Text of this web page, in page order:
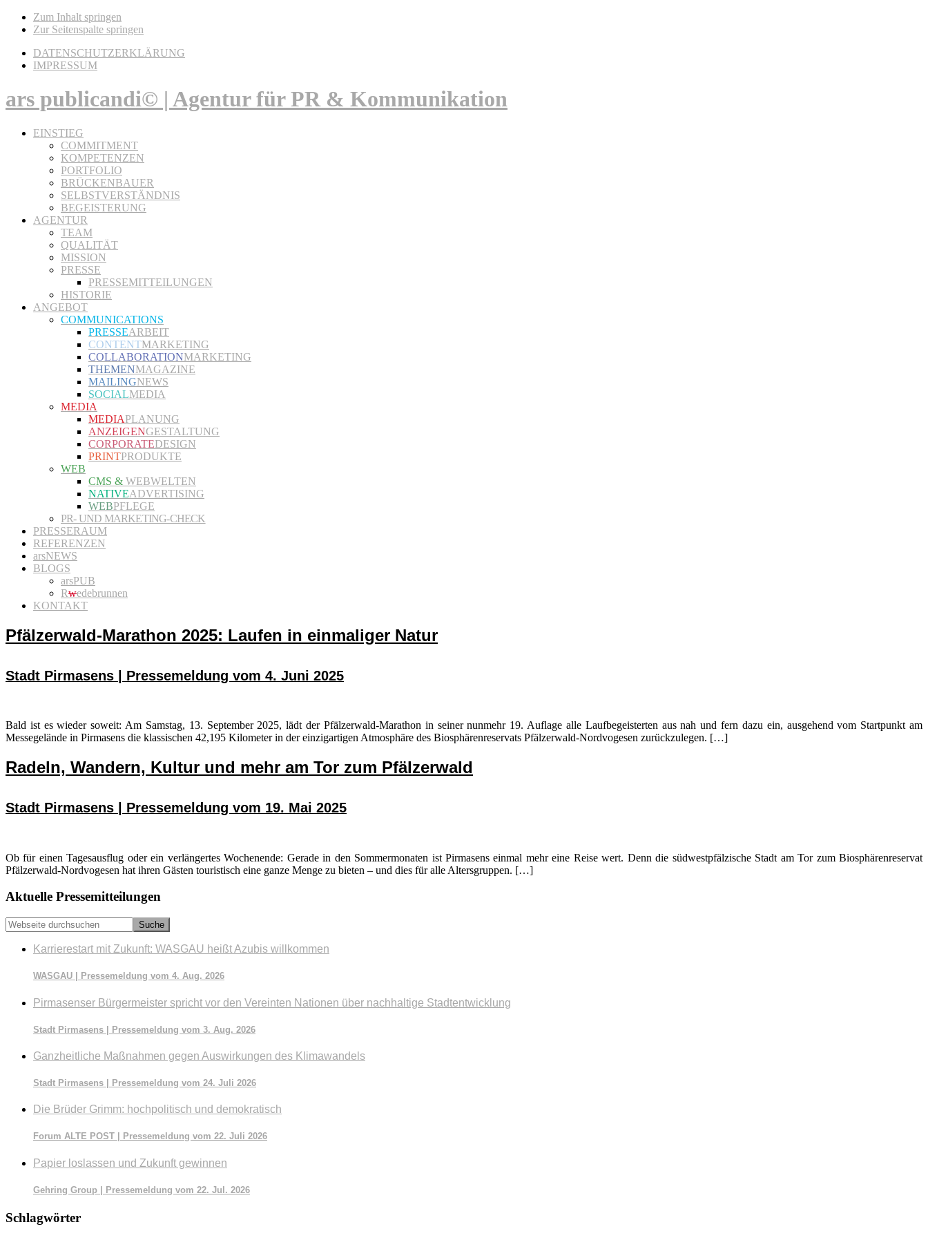
Zum Inhalt springen
Zur Seitenspalte springen
DATENSCHUTZERKLÄRUNG
IMPRESSUM
ars publicandi© | Agentur für PR & Kommunikation
EINSTIEG
COMMITMENT
KOMPETENZEN
PORTFOLIO
BRÜCKENBAUER
SELBSTVERSTÄNDNIS
BEGEISTERUNG
AGENTUR
TEAM
QUALITÄT
MISSION
PRESSE
PRESSEMITTEILUNGEN
HISTORIE
ANGEBOT
COMMUNICATIONS
PRESSEARBEIT
CONTENTMARKETING
COLLABORATIONMARKETING
THEMENMAGAZINE
MAILINGNEWS
SOCIALMEDIA
MEDIA
MEDIAPLANUNG
ANZEIGENGESTALTUNG
CORPORATEDESIGN
PRINTPRODUKTE
WEB
CMS & WEBWELTEN
NATIVEADVERTISING
WEBPFLEGE
PR- UND MARKETING-CHECK
PRESSERAUM
REFERENZEN
arsNEWS
BLOGS
arsPUB
Rwedebrunnen
KONTAKT
Pfälzerwald-Marathon 2025: Laufen in einmaliger Natur
Stadt Pirmasens | Pressemeldung vom 4. Juni 2025
Bald ist es wieder soweit: Am Samstag, 13. September 2025, lädt der Pfälzerwald-Marathon in seiner nunmehr 19. Auflage alle Laufbegeisterten aus nah und fern dazu ein, ausgehend vom Startpunkt am
Messegelände in Pirmasens die klassischen 42,195 Kilometer in der einzigartigen Atmosphäre des Biosphärenreservats Pfälzerwald-Nordvogesen zurückzulegen. […]
Radeln, Wandern, Kultur und mehr am Tor zum Pfälzerwald
Stadt Pirmasens | Pressemeldung vom 19. Mai 2025
Ob für einen Tagesausflug oder ein verlängertes Wochenende: Gerade in den Sommermonaten ist Pirmasens einmal mehr eine Reise wert. Denn die südwestpfälzische Stadt am Tor zum Biosphärenreservat
Pfälzerwald-Nordvogesen hat ihren Gästen touristisch eine ganze Menge zu bieten – und dies für alle Altersgruppen. […]
Seitenspalte
Aktuelle Pressemitteilungen
Webseite
durchsuchen
Karrierestart mit Zukunft: WASGAU heißt Azubis willkommen
WASGAU | Pressemeldung vom 4. Aug. 2026
Pirmasenser Bürgermeister spricht vor den Vereinten Nationen über nachhaltige Stadtentwicklung
Stadt Pirmasens | Pressemeldung vom 3. Aug. 2026
Ganzheitliche Maßnahmen gegen Auswirkungen des Klimawandels
Stadt Pirmasens | Pressemeldung vom 24. Juli 2026
Die Brüder Grimm: hochpolitisch und demokratisch
Forum ALTE POST | Pressemeldung vom 22. Juli 2026
Papier loslassen und Zukunft gewinnen
Gehring Group | Pressemeldung vom 22. Jul. 2026
Schlagwörter